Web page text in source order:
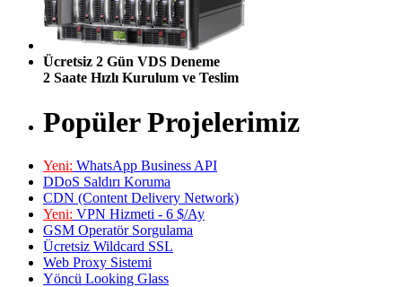
Ücretsiz 2 Gün VDS Deneme
2 Saate Hızlı Kurulum ve Teslim
Popüler Projelerimiz
Yeni: WhatsApp Business API
DDoS Saldırı Koruma
CDN (Content Delivery Network)
Yeni: VPN Hizmeti - 6 $/Ay
GSM Operatör Sorgulama
Ücretsiz Wildcard SSL
Web Proxy Sistemi
Yöncü Looking Glass